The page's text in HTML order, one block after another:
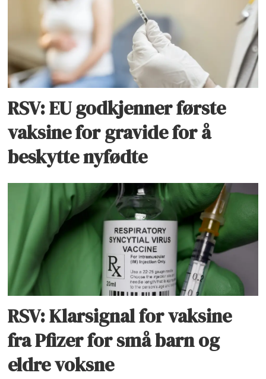
RSV: EU godkjenner første
vaksine for gravide for å
beskytte nyfødte
RSV: Klarsignal for vaksine
fra Pfizer for små barn og
eldre voksne